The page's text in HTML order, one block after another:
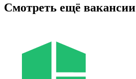
Смотреть ещё вакансии